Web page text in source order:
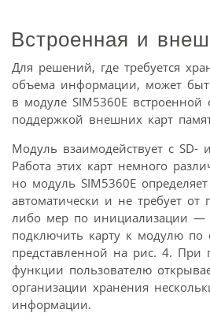
Встроенная и
Для решений, где требуется
объема информации, может
в модуле SIM5360E
поддержкой внешних карт
Модуль взаимодействует с SD-
Работа этих карт немного
но модуль SIM5360E
автоматически и не требует от
либо мер по инициализации —
подключить карту к модулю по
представленной на рис. 4. При
функции пользователю
организации хранения
информации.